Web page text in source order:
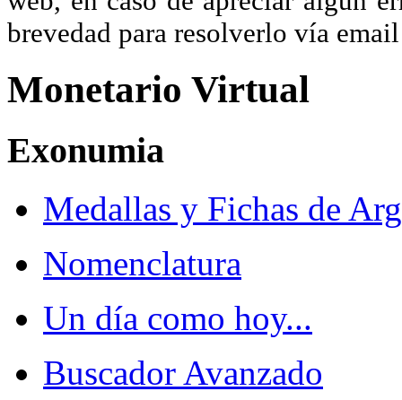
brevedad para resolverlo vía
Monetario Virtual
Exonumia
Medallas y Fichas de
Nomenclatura
Un día como hoy...
Buscador Avanzado